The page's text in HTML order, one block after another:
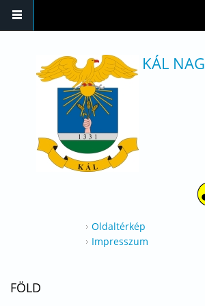
KÁL
Oldaltérkép
Impresszum
FÖLD